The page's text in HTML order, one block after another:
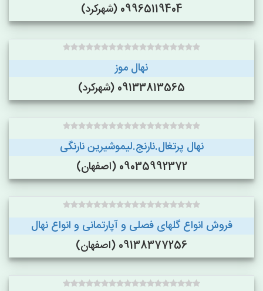
09965119404 (شهرکرد)
نهال موز
09133813565 (شهرکرد)
نهال پرتغال.نارنج.لیموشیرین نارنگی
09035992372 (اصفهان)
فروش انواع گلهای فصلی و آپارتمانی و انواع نهال
09138377256 (اصفهان)